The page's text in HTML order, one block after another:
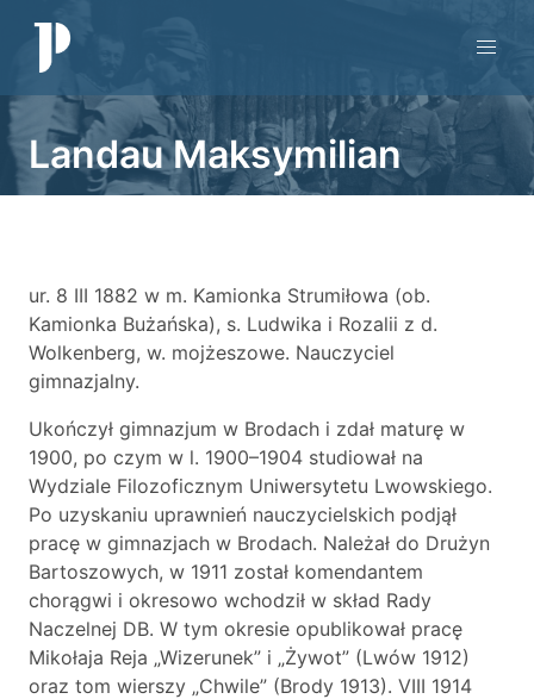
Landau Maksymilian
ur. 8 III 1882 w m. Kamionka Strumiłowa (ob.
Kamionka Bużańska), s. Ludwika i Rozalii z d.
Wolkenberg, w. mojżeszowe. Nauczyciel
gimnazjalny.
Ukończył gimnazjum w Brodach i zdał maturę w
1900, po czym w l. 1900–1904 studiował na
Wydziale Filozoficznym Uniwersytetu Lwowskiego.
Po uzyskaniu uprawnień nauczycielskich podjął
pracę w gimnazjach w Brodach. Należał do Drużyn
Bartoszowych, w 1911 został komendantem
chorągwi i okresowo wchodził w skład Rady
Naczelnej DB. W tym okresie opublikował pracę
Mikołaja Reja „Wizerunek” i „Żywot” (Lwów 1912)
oraz tom wierszy „Chwile” (Brody 1913). VIII 1914